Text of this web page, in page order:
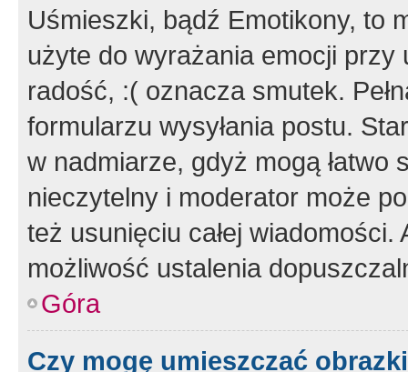
Uśmieszki, bądź Emotikony, to
użyte do wyrażania emocji
radość, :( oznacza smutek.
formularzu wysyłania postu.
w nadmiarze, gdyż mogą
nieczytelny i moderator może
też usunięciu całej
możliwość ustalenia
Góra
Czy mogę umieszczać